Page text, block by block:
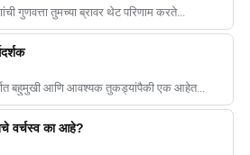
गुणवत्ता तुमच्या ब्रावर थेट परिणाम करते...
बहुमुखी आणि आवश्यक तुकड्यांपैकी एक आहेत...
वर्चस्व का आहे?